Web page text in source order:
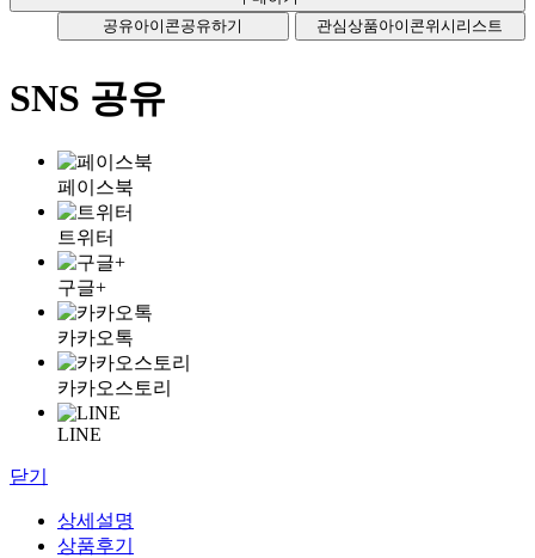
공유아이콘공유하기 관심상품아이콘위시리스트
SNS 공유
페이스북
트위터
구글+
카카오톡
카카오스토리
LINE
닫기
상세설명
상품후기